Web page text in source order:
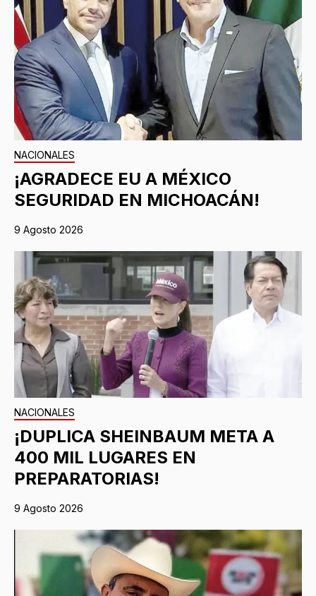
NACIONALES
¡AGRADECE EU A MÉXICO
SEGURIDAD EN MICHOACÁN!
9 Agosto 2026
NACIONALES
¡DUPLICA SHEINBAUM META A
400 MIL LUGARES EN
PREPARATORIAS!
9 Agosto 2026